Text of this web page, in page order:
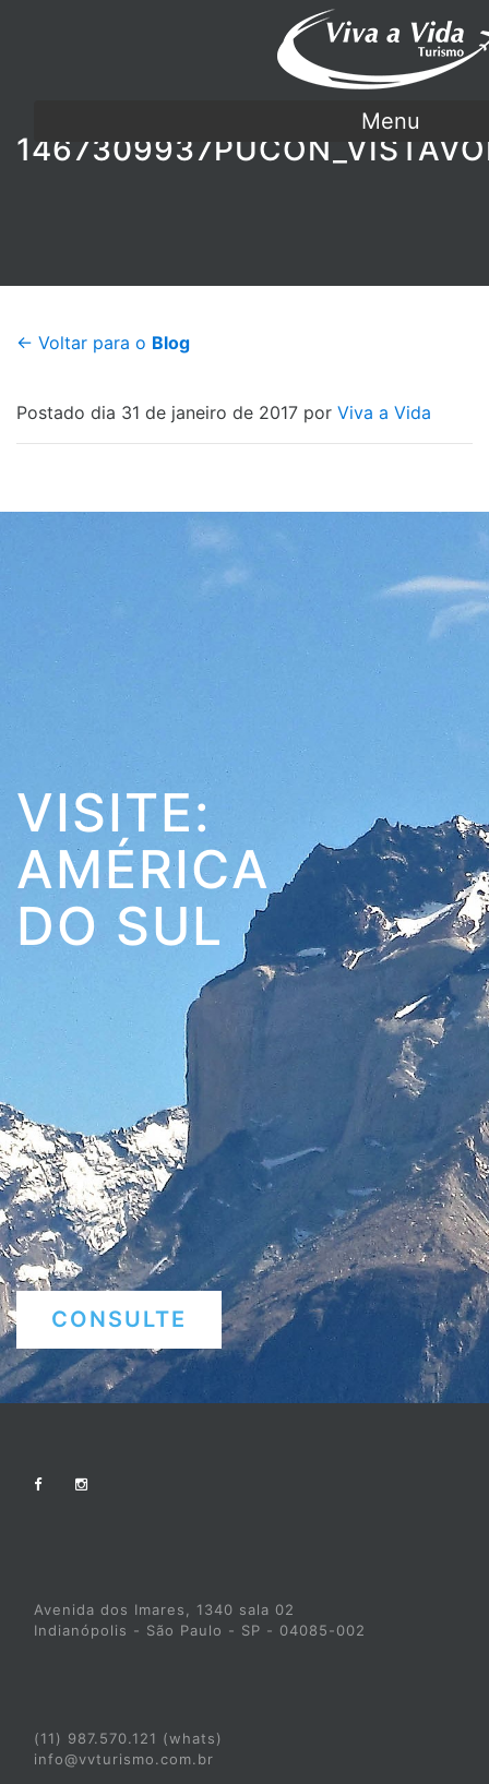
Menu
← Voltar para o Blog
Postado dia 31 de janeiro de 2017 por Viva a Vida
VISITE:
AMÉRICA
DO SUL
CONSULTE
Avenida dos Imares, 1340 sala 02
Indianópolis - São Paulo - SP - 04085-002
(11) 987.570.121 (whats)
info@vvturismo.com.br